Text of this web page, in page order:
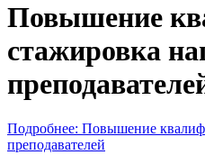
Повышение
стажировка
Подробнее: Повышение
преподавателей